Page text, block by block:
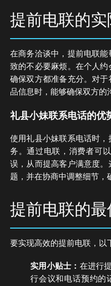
提前电联的
在商务洽谈中，提前电联
致的不必要麻烦。在个人
确保双方都准备充分。对
品信息时，能够确保双方的
礼县小妹联系电话的优
使用礼县小妹联系电话时
务。通过电联，消费者可
误，从而提高客户满意度
题，并在协商中调整细节，
提前电联的最
要实现高效的提前电联，以
实用小贴士： 在进行
行会议和电话预约的